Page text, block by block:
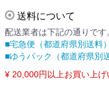
送料について
配送業者は下記の通りです
■宅急便（都道府県別送料）
■ゆうパック（都道府県別送
¥ 20,000円以上お買い上げ